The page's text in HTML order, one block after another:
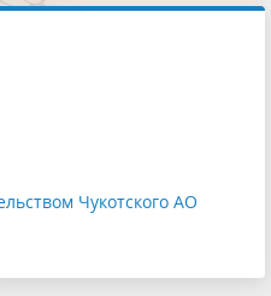
Чукотского АО